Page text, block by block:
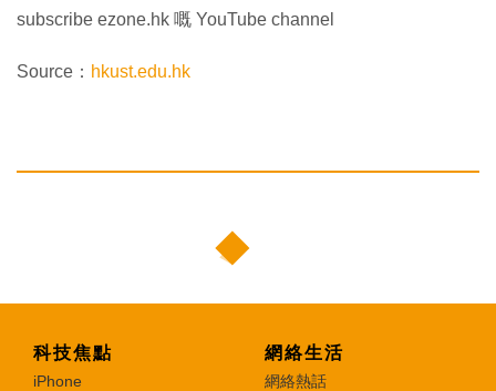
subscribe ezone.hk 嘅 YouTube channel
Source： hkust.edu.hk
科技焦點
iPhone
網絡生活
網絡熱話